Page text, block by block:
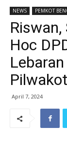
NEWS PEMKOT
Riswan,
Hoc
Pilwakot
April 7, 2024